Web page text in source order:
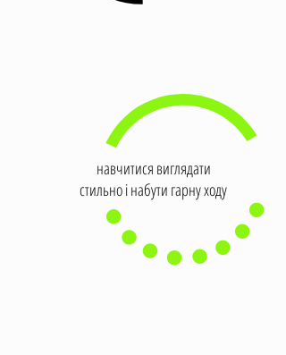
навчитися виглядати
стильно і набути гарну ходу